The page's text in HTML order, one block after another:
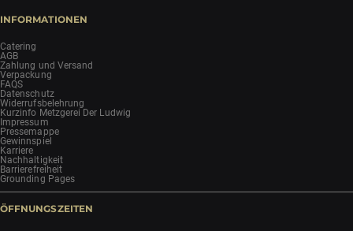
INFORMATIONEN
Catering
AGB
Zahlung und Versand
Verpackung
FAQS
Datenschutz
Widerrufsbelehrung
Kurzinfo Metzgerei Der Ludwig
Impressum
Pressemappe
Gewinnspiel
Karriere
Nachhaltigkeit
Barrierefreiheit
Grounding Pages
ÖFFNUNGSZEITEN